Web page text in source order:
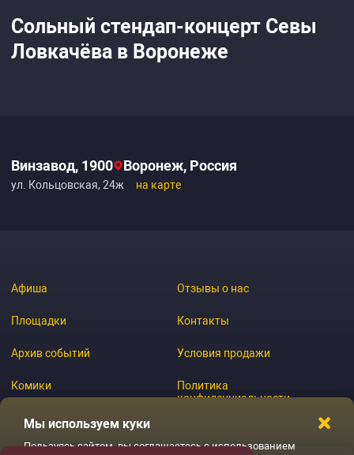
Сольный стендап-концерт Севы
Ловкачёва в Воронеже
Винзавод, 1900 Воронеж, Россия
ул. Кольцовская, 24ж на карте
Афиша
Площадки
Архив событий
Комики
Журнал
Отзывы о нас
Контакты
Условия продажи
Политика
конфиденциальности
Мы используем куки
Пользуясь сайтом, вы соглашаетесь с использованием